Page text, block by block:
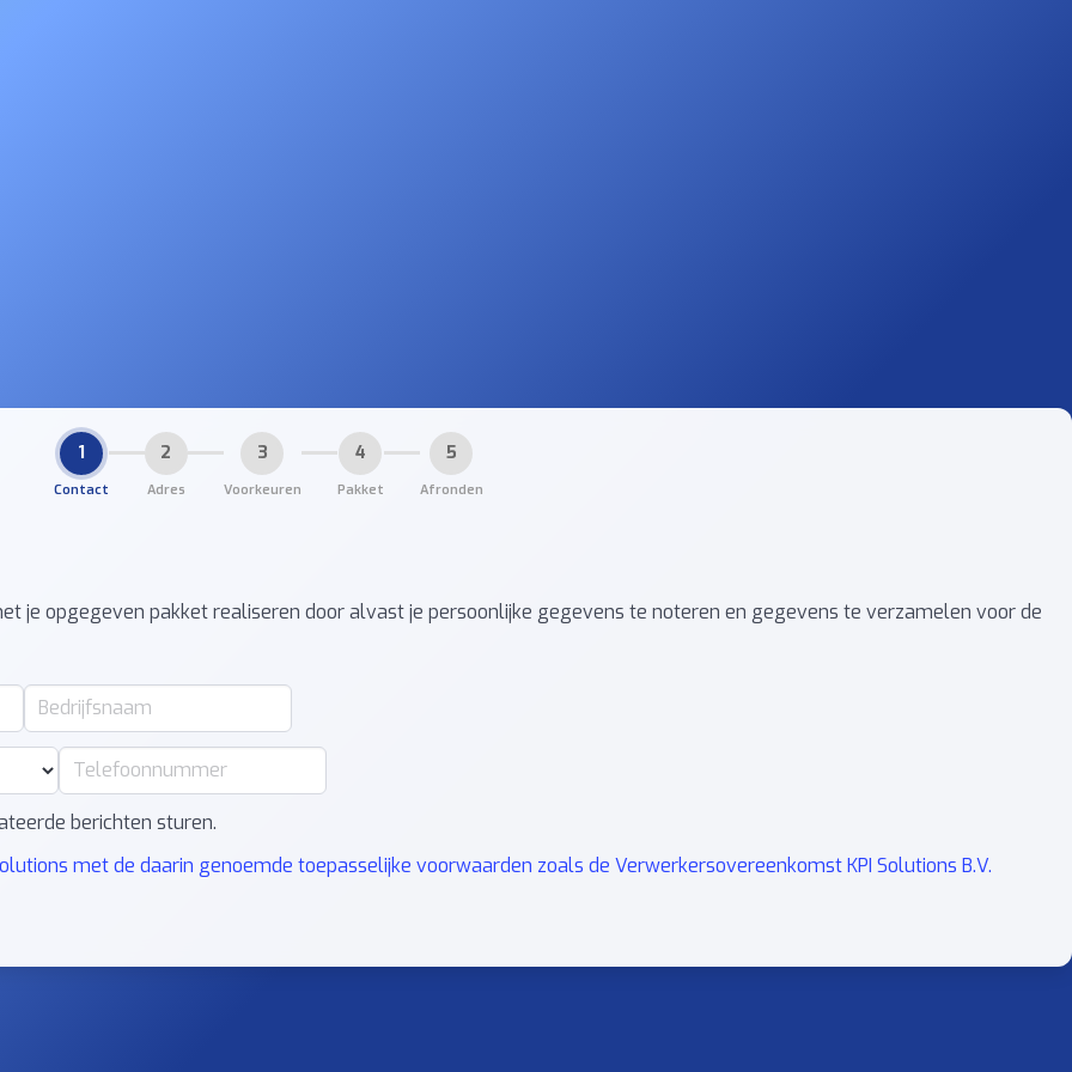
1
Contact
2
Adres
3
Voorkeuren
4
Pakket
5
Afronden
je opgegeven pakket realiseren door alvast je persoonlijke gegevens te noteren en gegevens te verzamelen voor de
berichten sturen.
met de daarin genoemde toepasselijke voorwaarden zoals de Verwerkersovereenkomst KPI Solutions B.V.